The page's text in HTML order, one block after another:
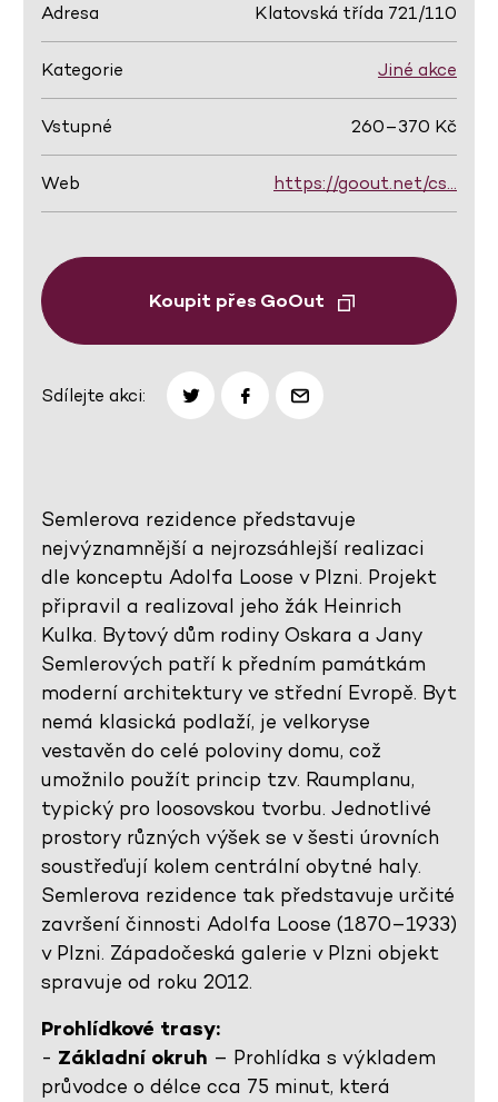
Adresa Klatovská třída 721/110
Kategorie Jiné akce
Vstupné 260–370 Kč
Web https://goout.net/cs…
Koupit přes GoOut
Sdílejte akci:
Semlerova rezidence představuje
nejvýznamnější a nejrozsáhlejší realizaci
dle konceptu Adolfa Loose v Plzni. Projekt
připravil a realizoval jeho žák Heinrich
Kulka. Bytový dům rodiny Oskara a Jany
Semlerových patří k předním památkám
moderní architektury ve střední Evropě. Byt
nemá klasická podlaží, je velkoryse
vestavěn do celé poloviny domu, což
umožnilo použít princip tzv. Raumplanu,
typický pro loosovskou tvorbu. Jednotlivé
prostory různých výšek se v šesti úrovních
soustřeďují kolem centrální obytné haly.
Semlerova rezidence tak představuje určité
završení činnosti Adolfa Loose (1870–1933)
v Plzni. Západočeská galerie v Plzni objekt
spravuje od roku 2012.
Prohlídkové trasy:
- Základní okruh – Prohlídka s výkladem
průvodce o délce cca 75 minut, která